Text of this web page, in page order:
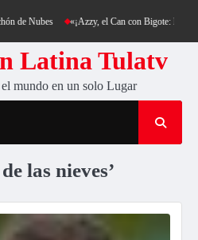
de Nubes «¡Azzy, el Can con Bigote: La
Latina Tulatv
mundo en un solo Lugar
las nieves’